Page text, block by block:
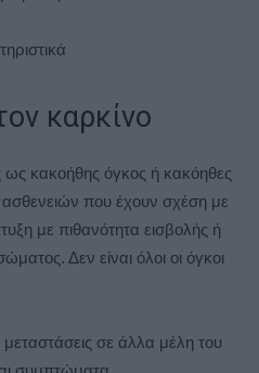
καρκίνο
ως κακοήθης όγκος ή κακόηθες
που έχουν σχέση με
με πιθανότητα εισβολής ή
Δεν είναι όλοι οι όγκοι
σε άλλα μέλη του